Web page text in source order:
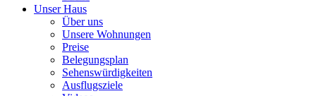
Unser Haus
Über uns
Unsere Wohnungen
Preise
Belegungsplan
Sehenswürdigkeiten
Ausflugsziele